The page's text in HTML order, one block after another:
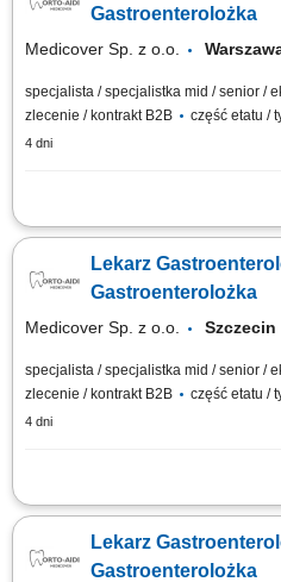
Gastroenterolożka
Medicover Sp. z o.o.
specjalista / specjalistka mid / senior /
zlecenie / kontrakt B2B
część etatu /
4 dni
Zadania: Opieka kliniczna nad
wysokich standardów i procedur
Lekarz
Gastroenterolożka
Medicover Sp. z o.o.
specjalista / specjalistka mid / senior /
zlecenie / kontrakt B2B
część etatu /
4 dni
Zadania: Opieka kliniczna nad
wysokich standardów i procedur
Lekarz
Gastroenterolożka